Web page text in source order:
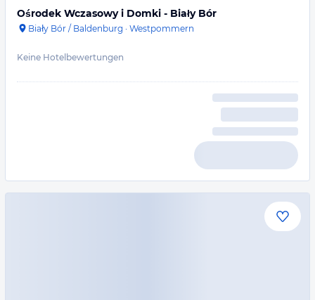
Ośrodek Wczasowy i Domki - Biały Bór
Biały Bór / Baldenburg · Westpommern
Keine Hotelbewertungen